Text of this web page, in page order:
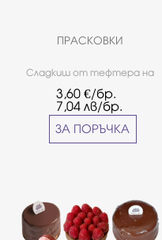
ПРАСКОВКИ
Сладкиш от тефтера на
орехово-маслен крем.
3,60 €/бр.
7,04 лв/бр.
ЗА ПОРЪЧКА